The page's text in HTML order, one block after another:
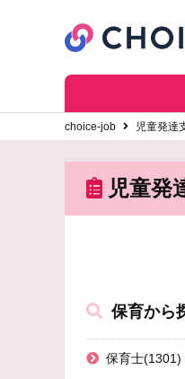
choice-job 児童発達
児童発
保育から
保育士(1301)